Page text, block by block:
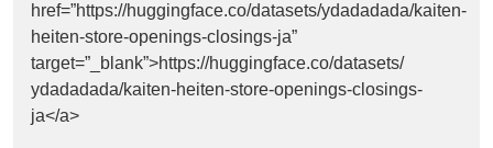
href=”https://huggingface.co/datasets/ydadadada/kaiten-
heiten-store-openings-closings-ja”
target=”_blank”>https://huggingface.co/datasets/
ydadadada/kaiten-heiten-store-openings-closings-
ja</a>